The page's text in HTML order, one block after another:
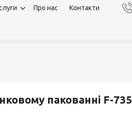
Про нас Контакти
пакованні F-735